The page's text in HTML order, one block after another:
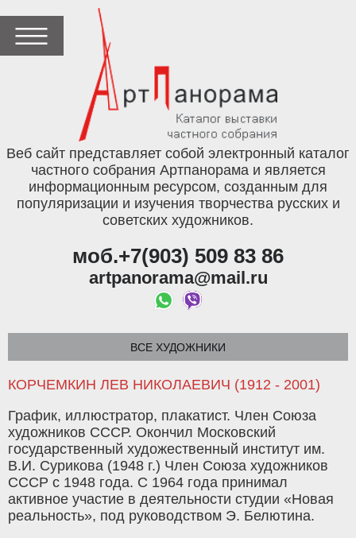
Веб сайт представляет собой электронный каталог
частного собрания Артпанорама и является
информационным ресурсом, созданным для
популяризации и изучения творчества русских и
советских художников.
моб.+7(903) 509 83 86
artpanorama@mail.ru
ВСЕ ХУДОЖНИКИ
КОРЧЕМКИН ЛЕВ НИКОЛАЕВИЧ (1912 - 2001)
График, иллюстратор, плакатист. Член Союза
художников СССР. Окончил Московский
государственный художественный институт им.
В.И. Сурикова (1948 г.) Член Союза художников
СССР с 1948 года. С 1964 года принимал
активное участие в деятельности студии «Новая
реальность», под руководством Э. Белютина.